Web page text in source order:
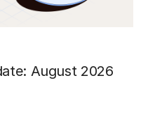
August 2026